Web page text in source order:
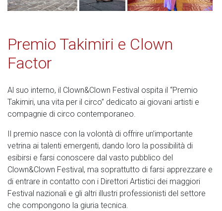
Premio Takimiri e Clown
Factor
Al suo interno, il Clown&Clown Festival ospita il “Premio
Takimiri, una vita per il circo” dedicato ai giovani artisti e
compagnie di circo contemporaneo.
Il premio nasce con la volontà di offrire un’importante
vetrina ai talenti emergenti, dando loro la possibilità di
esibirsi e farsi conoscere dal vasto pubblico del
Clown&Clown Festival, ma soprattutto di farsi apprezzare e
di entrare in contatto con i Direttori Artistici dei maggiori
Festival nazionali e gli altri illustri professionisti del settore
che compongono la giuria tecnica.